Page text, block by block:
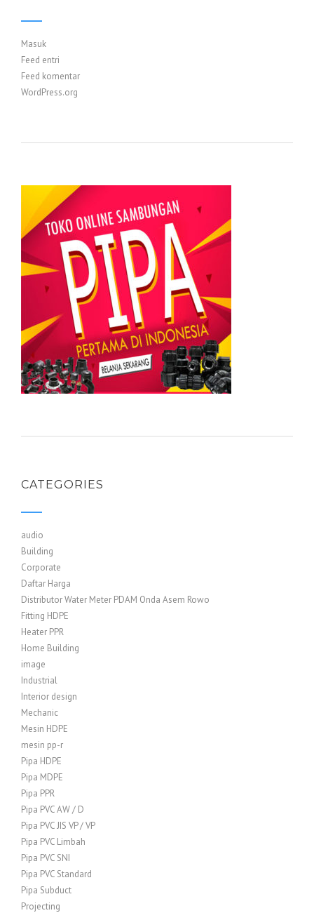
Masuk
Feed entri
Feed komentar
WordPress.org
CATEGORIES
audio
Building
Corporate
Daftar Harga
Distributor Water Meter PDAM Onda Asem Rowo
Fitting HDPE
Heater PPR
Home Building
image
Industrial
Interior design
Mechanic
Mesin HDPE
mesin pp-r
Pipa HDPE
Pipa MDPE
Pipa PPR
Pipa PVC AW / D
Pipa PVC JIS VP / VP
Pipa PVC Limbah
Pipa PVC SNI
Pipa PVC Standard
Pipa Subduct
Projecting